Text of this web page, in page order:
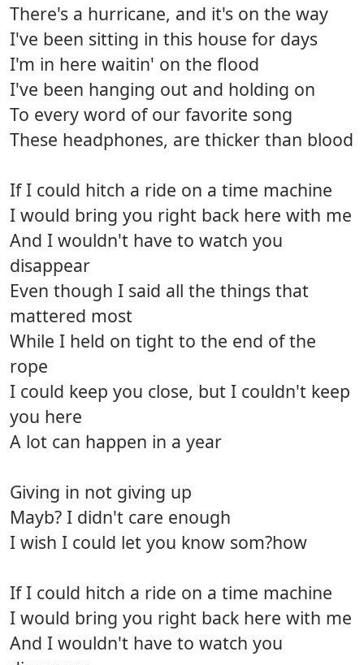
There's a hurricane, and it's on the way
I've been sitting in this house for days
I'm in here waitin' on the flood
I've been hanging out and holding on
To every word of our favorite song
These headphones, are thicker than blood
If I could hitch a ride on a time machine
I would bring you right back here with me
And I wouldn't have to watch you
disappear
Even though I said all the things that
mattered most
While I held on tight to the end of the
rope
I could keep you close, but I couldn't keep
you here
A lot can happen in a year
Giving in not giving up
Mayb? I didn't care enough
I wish I could let you know som?how
If I could hitch a ride on a time machine
I would bring you right back here with me
And I wouldn't have to watch you